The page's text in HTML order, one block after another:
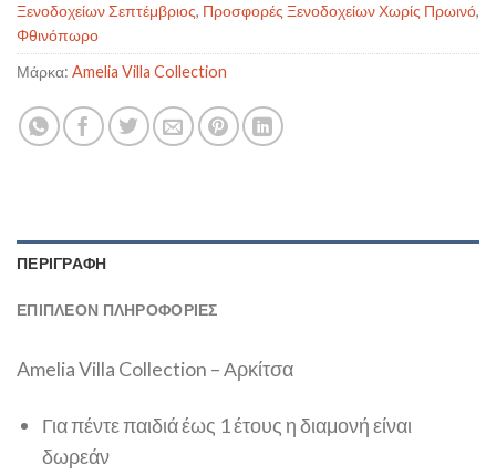
Ξενοδοχείων Σεπτέμβριος, Προσφορές Ξενοδοχείων Χωρίς Πρωινό,
Φθινόπωρο
Μάρκα: Amelia Villa Collection
ΠΕΡΙΓΡΑΦΉ
ΕΠΙΠΛΈΟΝ ΠΛΗΡΟΦΟΡΊΕΣ
Amelia Villa Collection – Αρκίτσα
Για πέντε παιδιά έως 1 έτους η διαμονή είναι
δωρεάν